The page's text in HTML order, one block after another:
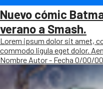
Nuevo cómic
verano a Smash.
Lorem ipsum dolor sit amet,
commodo ligula eget dolor.
Nombre Autor - Fecha 0/00/00